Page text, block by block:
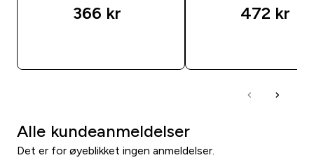
366 kr‎ 472 kr‎
Alle kundeanmeldelser
Det er for øyeblikket ingen anmeldelser.